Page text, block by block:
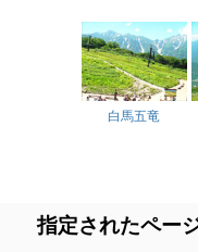
白馬五竜